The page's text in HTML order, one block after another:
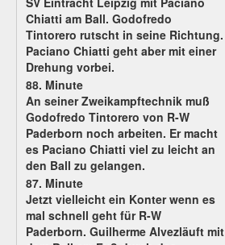
Chiatti am Ball. Godofredo
Tintorero rutscht in seine Richtung.
Paciano Chiatti geht aber mit einer
Drehung vorbei.
88. Minute
An seiner Zweikampftechnik muß
Godofredo Tintorero von R-W
Paderborn noch arbeiten. Er macht
es Paciano Chiatti viel zu leicht an
den Ball zu gelangen.
87. Minute
Jetzt vielleicht ein Konter wenn es
mal schnell geht für R-W
Paderborn. Guilherme Alvezläuft mit